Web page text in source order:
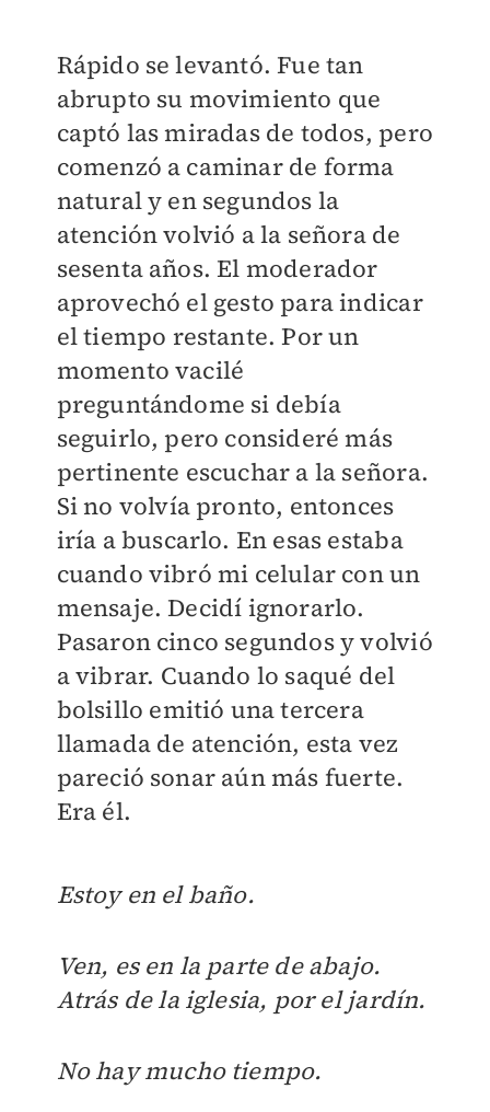
Rápido se levantó. Fue tan
abrupto su movimiento que
captó las miradas de todos, pero
comenzó a caminar de forma
natural y en segundos la
atención volvió a la señora de
sesenta años. El moderador
aprovechó el gesto para indicar
el tiempo restante. Por un
momento vacilé
preguntándome si debía
seguirlo, pero consideré más
pertinente escuchar a la señora.
Si no volvía pronto, entonces
iría a buscarlo. En esas estaba
cuando vibró mi celular con un
mensaje. Decidí ignorarlo.
Pasaron cinco segundos y volvió
a vibrar. Cuando lo saqué del
bolsillo emitió una tercera
llamada de atención, esta vez
pareció sonar aún más fuerte.
Era él.
Estoy en el baño.
Ven, es en la parte de abajo.
Atrás de la iglesia, por el jardín.
No hay mucho tiempo.